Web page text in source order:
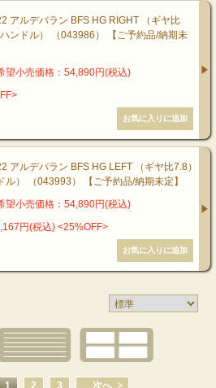
アルデバラン BFS HG RIGHT （ギヤ比
ンドル） （043986） 【ご予約品/納期未
望小売価格：54,890円(税込)
アルデバラン BFS HG LEFT （ギヤ比7.8）
ル） （043993） 【ご予約品/納期未定】
望小売価格：54,890円(税込)
円(税込) <25%OFF>
1 2 3 次へ